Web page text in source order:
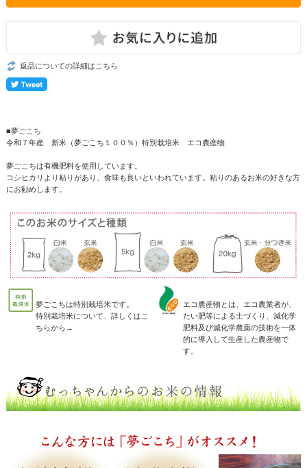
返品についての詳細はこちら
■夢ごこち
令和７年産 新米（夢ごこち１００％） 特別栽培米エコ農産物
夢ごこちは有機肥料を使用しています。
コシヒカリより粘りがあり、食味も良いといわれています。粘りのあるお米の好きな方
にお勧めします。
夢ごこちは特別栽培米です。
特別栽培米について、 詳しくはこ
ちらから→
エコ農産物とは、エコ農業者が、
たい肥等による土づくり、減化学
肥料及び減化学農薬の技術を一体
的に導入して生産した農産物で
す。